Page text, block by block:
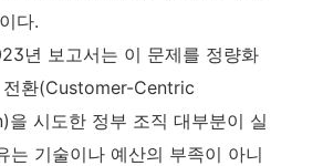
다.
년 보고서는 이 문제를 정량화
전환(Customer-Centric
시도한 정부 조직 대부분이 실
는 기술이나 예산의 부족이 아니